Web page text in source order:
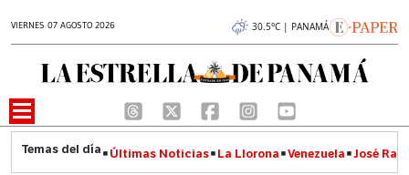
VIERNES 07 AGOSTO 2026 30.5°C | PANAMÁ
Últimas Noticias La Llorona Venezuela José